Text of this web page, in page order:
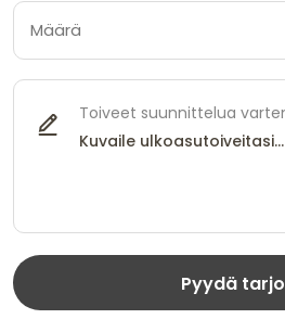
Toiveet suunnittelua
Pyydä